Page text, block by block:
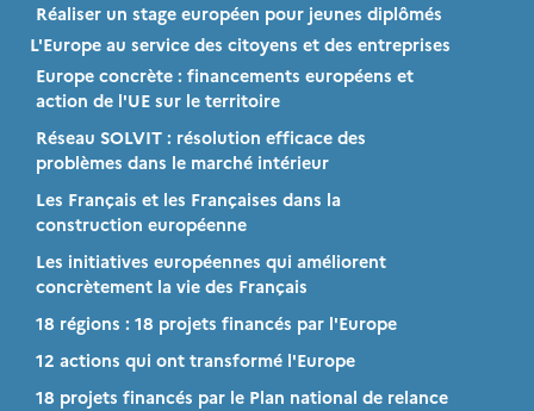
Réaliser un stage européen pour jeunes diplômés
L'Europe au service des citoyens et des entreprises
Europe concrète : financements européens et
action de l'UE sur le territoire
Réseau SOLVIT : résolution efficace des
problèmes dans le marché intérieur
Les Français et les Françaises dans la
construction européenne
Les initiatives européennes qui améliorent
concrètement la vie des Français
18 régions : 18 projets financés par l'Europe
12 actions qui ont transformé l'Europe
18 projets financés par le Plan national de relance